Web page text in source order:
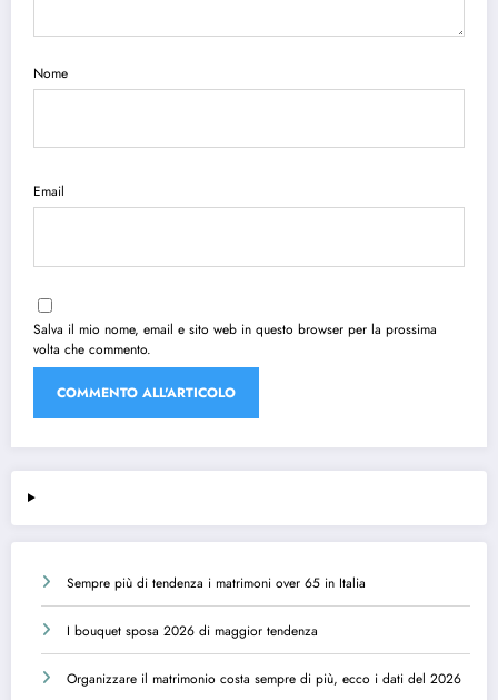
Nome
Email
Salva il mio nome, email e sito web in questo browser per la prossima
volta che commento.
Sempre più di tendenza i matrimoni over 65 in Italia
I bouquet sposa 2026 di maggior tendenza
Organizzare il matrimonio costa sempre di più, ecco i dati del 2026